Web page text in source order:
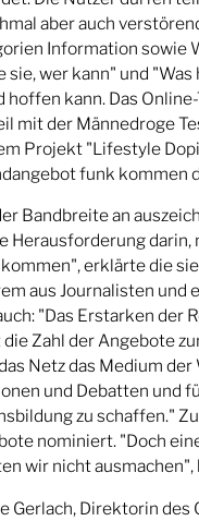
aber auch
Information sowie
sie, wer kann" und
hoffen kann. Das
mit der Männedroge
Projekt "Lifestyle
funk kommen
Bandbreite an
Herausforderung darin,
erklärte die
aus Journalisten und
"Das Erstarken der
Zahl der Angebote
Netz das Medium
und Debatten und
zu schaffen."
nominiert. "Doch
wir nicht ausmachen",
Gerlach, Direktorin